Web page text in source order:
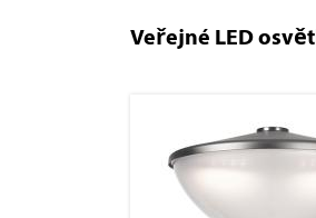
Veřejné LED